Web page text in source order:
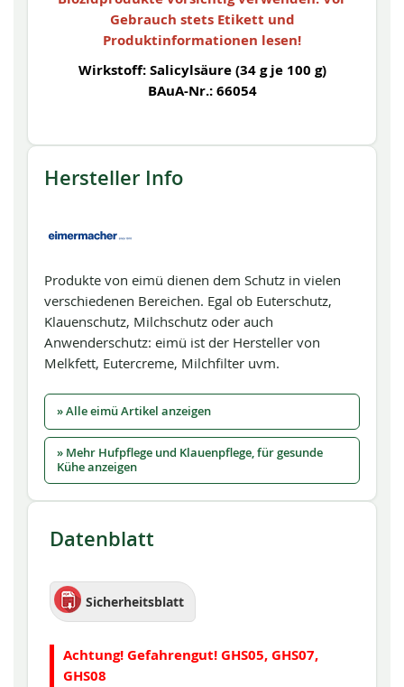
Gebrauch stets Etikett und
Produktinformationen lesen!
Wirkstoff: Salicylsäure (34 g je 100 g)
BAuA-Nr.: 66054
Hersteller Info
Produkte von eimü dienen dem Schutz in vielen
verschiedenen Bereichen. Egal ob Euterschutz,
Klauenschutz, Milchschutz oder auch
Anwenderschutz: eimü ist der Hersteller von
Melkfett, Eutercreme, Milchfilter uvm.
» Alle eimü Artikel anzeigen
» Mehr Hufpflege und Klauenpflege, für gesunde
Kühe anzeigen
Datenblatt
Sicherheitsblatt
Achtung! Gefahrengut! GHS05, GHS07,
GHS08